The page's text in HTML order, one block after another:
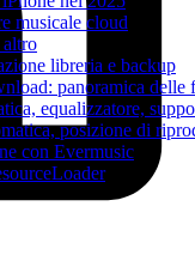
musicale cloud
altro
libreria e backup
panoramica delle
equalizzatore,
posizione di
con Evermusic